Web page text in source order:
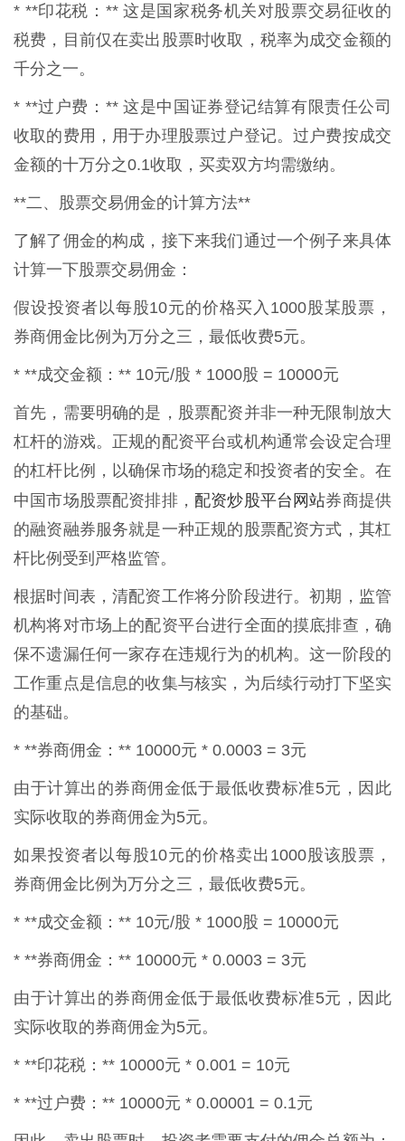
* **印花税：** 这是国家税务机关对股票交易征收的
税费，目前仅在卖出股票时收取，税率为成交金额的
千分之一。
* **过户费：** 这是中国证券登记结算有限责任公司
收取的费用，用于办理股票过户登记。过户费按成交
金额的十万分之0.1收取，买卖双方均需缴纳。
**二、股票交易佣金的计算方法**
了解了佣金的构成，接下来我们通过一个例子来具体
计算一下股票交易佣金：
假设投资者以每股10元的价格买入1000股某股票，
券商佣金比例为万分之三，最低收费5元。
* **成交金额：** 10元/股 * 1000股 = 10000元
首先，需要明确的是，股票配资并非一种无限制放大
杠杆的游戏。正规的配资平台或机构通常会设定合理
的杠杆比例，以确保市场的稳定和投资者的安全。在
中国市场股票配资排排， 配资炒股平台网站券商提供
的融资融券服务就是一种正规的股票配资方式，其杠
杆比例受到严格监管。
根据时间表，清配资工作将分阶段进行。初期，监管
机构将对市场上的配资平台进行全面的摸底排查，确
保不遗漏任何一家存在违规行为的机构。这一阶段的
工作重点是信息的收集与核实，为后续行动打下坚实
的基础。
* **券商佣金：** 10000元 * 0.0003 = 3元
由于计算出的券商佣金低于最低收费标准5元，因此
实际收取的券商佣金为5元。
如果投资者以每股10元的价格卖出1000股该股票，
券商佣金比例为万分之三，最低收费5元。
* **成交金额：** 10元/股 * 1000股 = 10000元
* **券商佣金：** 10000元 * 0.0003 = 3元
由于计算出的券商佣金低于最低收费标准5元，因此
实际收取的券商佣金为5元。
* **印花税：** 10000元 * 0.001 = 10元
* **过户费：** 10000元 * 0.00001 = 0.1元